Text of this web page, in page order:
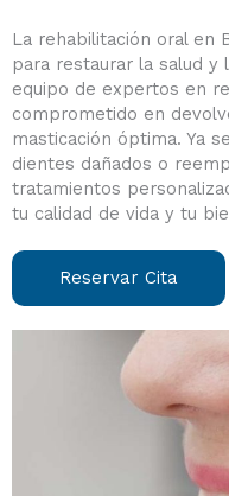
La rehabilitación oral en
para restaurar la salud
equipo de expertos en
comprometido en
masticación óptima. Ya
dientes dañados o
tratamientos
tu calidad de vida y tu
Reservar Cita